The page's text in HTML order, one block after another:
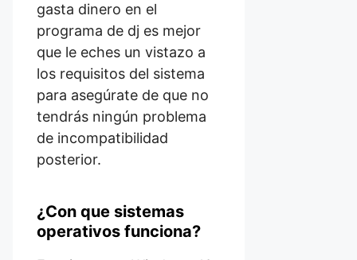
gasta dinero en el
programa de dj es mejor
que le eches un vistazo a
los requisitos del sistema
para asegúrate de que no
tendrás ningún problema
de incompatibilidad
posterior.
¿Con que sistemas
operativos funciona?